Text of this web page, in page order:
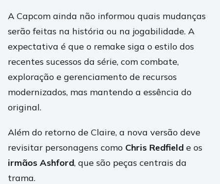
A Capcom ainda não informou quais mudanças
serão feitas na história ou na jogabilidade. A
expectativa é que o remake siga o estilo dos
recentes sucessos da série, com combate,
exploração e gerenciamento de recursos
modernizados, mas mantendo a essência do
original.
Além do retorno de Claire, a nova versão deve
revisitar personagens como Chris Redfield e os
irmãos Ashford, que são peças centrais da
trama.